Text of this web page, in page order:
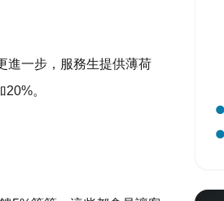
進一步，服務生提供薄荷
。
●
●